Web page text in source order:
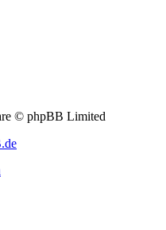
© phpBB Limited